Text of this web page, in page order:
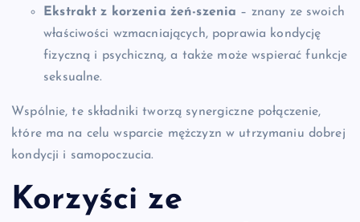
Ekstrakt z korzenia żeń-szenia – znany ze swoich
właściwości wzmacniających, poprawia kondycję
fizyczną i psychiczną, a także może wspierać funkcje
seksualne.
Wspólnie, te składniki tworzą synergiczne połączenie,
które ma na celu wsparcie mężczyzn w utrzymaniu dobrej
kondycji i samopoczucia.
Korzyści ze